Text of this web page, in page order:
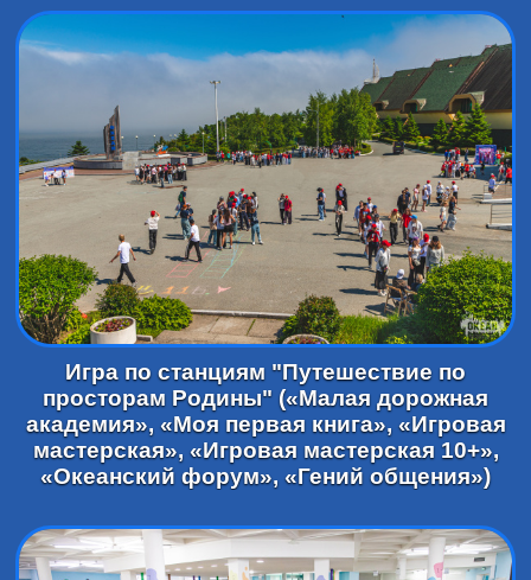
Игра по станциям "Путешествие по
просторам Родины" («Малая дорожная
академия», «Моя первая книга», «Игровая
мастерская», «Игровая мастерская 10+»,
«Океанский форум», «Гений общения»)